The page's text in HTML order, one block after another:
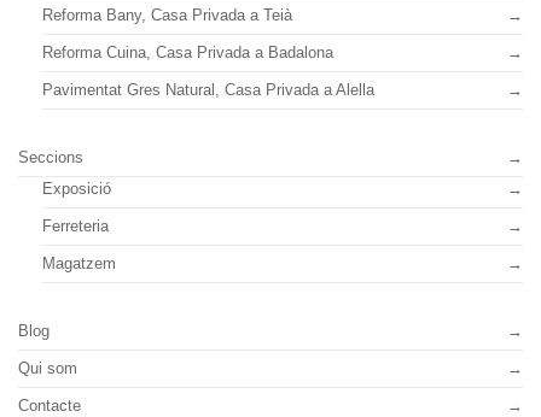
Reforma Bany, Casa Privada a Teià
Reforma Cuina, Casa Privada a Badalona
Pavimentat Gres Natural, Casa Privada a Alella
Seccions
Exposició
Ferreteria
Magatzem
Blog
Qui som
Contacte